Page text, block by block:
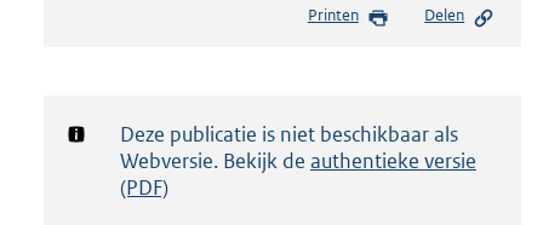
s
d
g
Printen Delen
Notificatie:
Deze publicatie is niet beschikbaar als
Webversie. Bekijk de authentieke versie
(PDF)